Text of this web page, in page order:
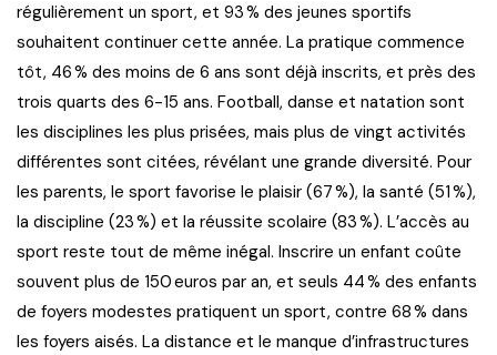
régulièrement un sport, et 93 % des jeunes sportifs
souhaitent continuer cette année. La pratique commence
tôt, 46 % des moins de 6 ans sont déjà inscrits, et près des
trois quarts des 6-15 ans. Football, danse et natation sont
les disciplines les plus prisées, mais plus de vingt activités
différentes sont citées, révélant une grande diversité. Pour
les parents, le sport favorise le plaisir (67 %), la santé (51 %),
la discipline (23 %) et la réussite scolaire (83 %). L’accès au
sport reste tout de même inégal. Inscrire un enfant coûte
souvent plus de 150 euros par an, et seuls 44 % des enfants
de foyers modestes pratiquent un sport, contre 68 % dans
les foyers aisés. La distance et le manque d’infrastructures